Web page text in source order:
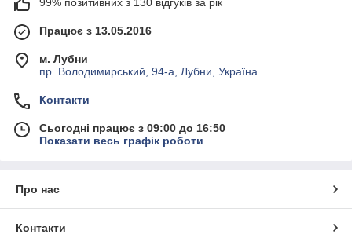
Працює з 13.05.2016
м. Лубни
пр. Володимирський, 94-а, Лубни, Україна
Контакти
Сьогодні працює з 09:00 до 16:50
Показати весь графік роботи
Про нас
Контакти